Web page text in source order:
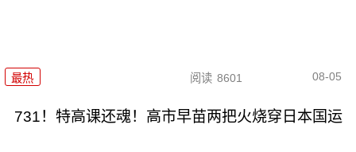
最热 阅读 8601 08-05
731！特高课还魂！高市早苗两把火烧穿日本国运